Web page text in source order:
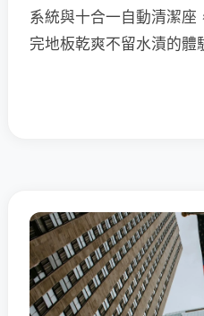
系統與十合一自動清潔座
完地板乾爽不留水漬的體